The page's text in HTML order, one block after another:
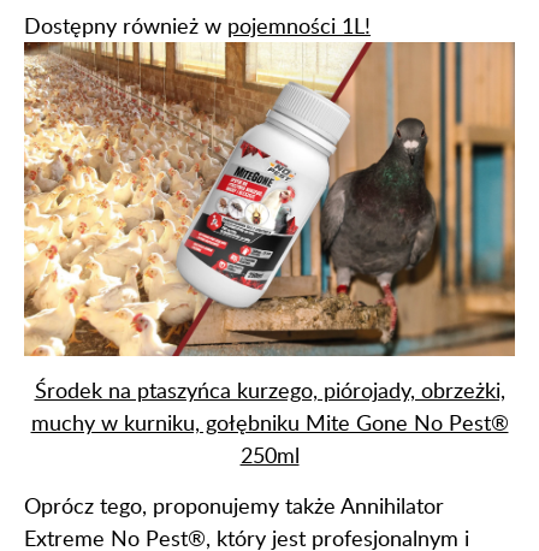
Dostępny również w pojemności 1L!
Środek na ptaszyńca kurzego, piórojady, obrzeżki,
muchy w kurniku, gołębniku Mite Gone No Pest®
250ml
Oprócz tego, proponujemy także Annihilator
Extreme No Pest®, który jest profesjonalnym i